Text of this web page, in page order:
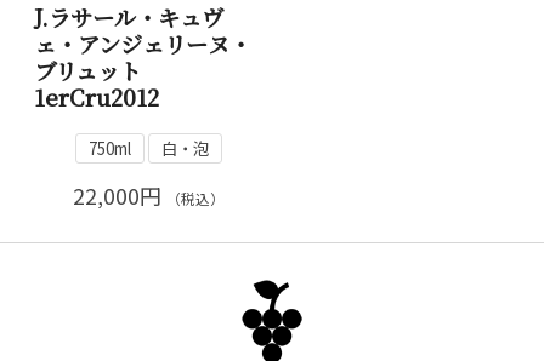
J.ラサール・キュヴ
ェ・アンジェリーヌ・
ブリュット
1erCru2012
750ml 白・泡
22,000円 （税込）